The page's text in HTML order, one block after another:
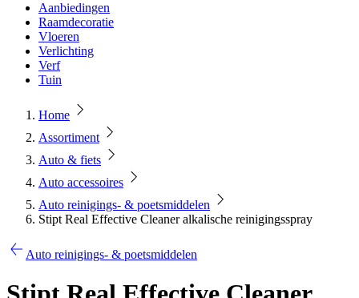
Aanbiedingen
Raamdecoratie
Vloeren
Verlichting
Verf
Tuin
Home
Assortiment
Auto & fiets
Auto accessoires
Auto reinigings- & poetsmiddelen
Stipt Real Effective Cleaner alkalische reinigingsspray
Auto reinigings- & poetsmiddelen